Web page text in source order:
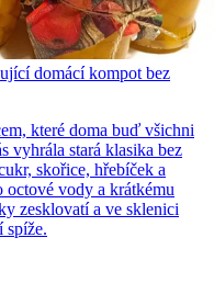
domácí kompot bez
které doma buď všichni
vyhrála stará klasika bez
skořice, hřebíček a
octové vody a krátkému
zesklovatí a ve sklenici
spíže.